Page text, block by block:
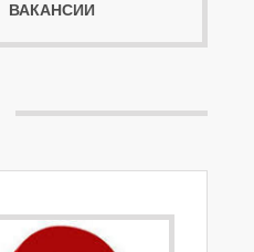
ВАКАНСИИ